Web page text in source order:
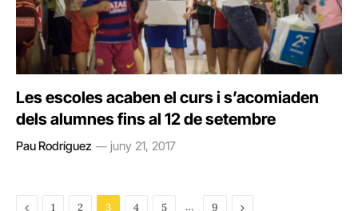
Les escoles acaben el curs i s’acomiaden
dels alumnes fins al 12 de setembre
Pau Rodríguez juny 21, 2017
Previous
1 2 3 4 5 … 9 Next